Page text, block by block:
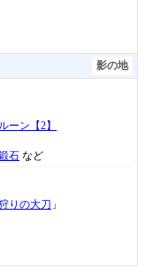
影の地
ーン【2】
石 など
りの大刀 」